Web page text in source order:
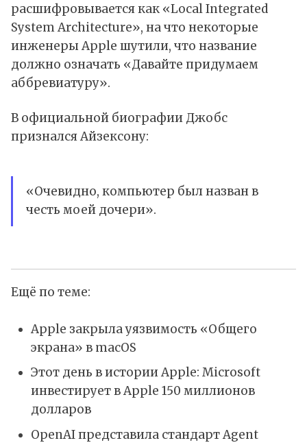
расшифровывается как «Local Integrated
System Architecture», на что некоторые
инженеры Apple шутили, что название
должно означать «Давайте придумаем
аббревиатуру».
В официальной биографии Джобс
признался Айзексону:
«Очевидно, компьютер был назван в
честь моей дочери».
Ещё по теме:
Apple закрыла уязвимость «Общего
экрана» в macOS
Этот день в истории Apple: Microsoft
инвестирует в Apple 150 миллионов
долларов
OpenAI представила стандарт Agent